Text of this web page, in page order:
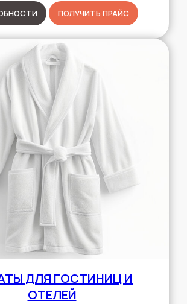
ПОЛУЧИТЬ ПРАЙС
ДЛЯ ГОСТИНИЦ И
ОТЕЛЕЙ